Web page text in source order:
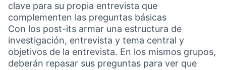
clave para su propia entrevista que
complementen las preguntas básicas
Con los post-its armar una estructura de
investigación, entrevista y tema central y
objetivos de la entrevista. En los mismos grupos,
deberán repasar sus preguntas para ver que